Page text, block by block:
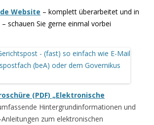
Website – komplett überarbeitet und in
schauen Sie gerne einmal vorbei
(PDF) „Elektronische
Hintergrundinformationen und
zum elektronischen